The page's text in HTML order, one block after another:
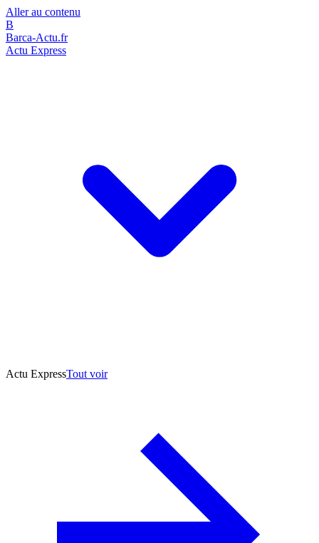
Aller au contenu
B
Barca-Actu.fr
Actu Express
Actu ExpressTout voir